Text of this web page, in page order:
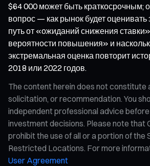
$64 000 может быть краткосрочным;
вопрос — как рынок будет
путь от «ожиданий снижения
вероятности повышения» и
экстремальная оценка повторит
2018 или 2022 годов.
The content herein does not constitute
solicitation, or recommendation. You
independent professional advice
investment decisions. Please note that
prohibit the use of all or a portion of the
Restricted Locations. For more
User Agreement